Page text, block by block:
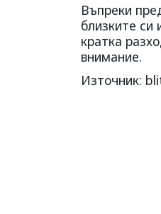
Въпреки
близките си
кратка
внимание.
Източник: